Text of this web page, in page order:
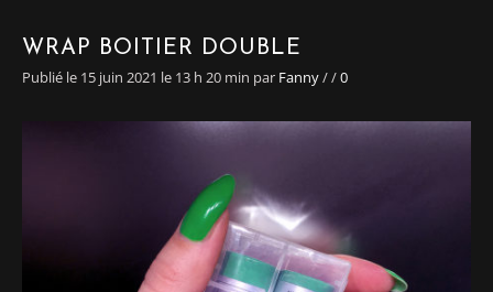
WRAP BOITIER DOUBLE
Publié le 15 juin 2021 le 13 h 20 min par Fanny//0